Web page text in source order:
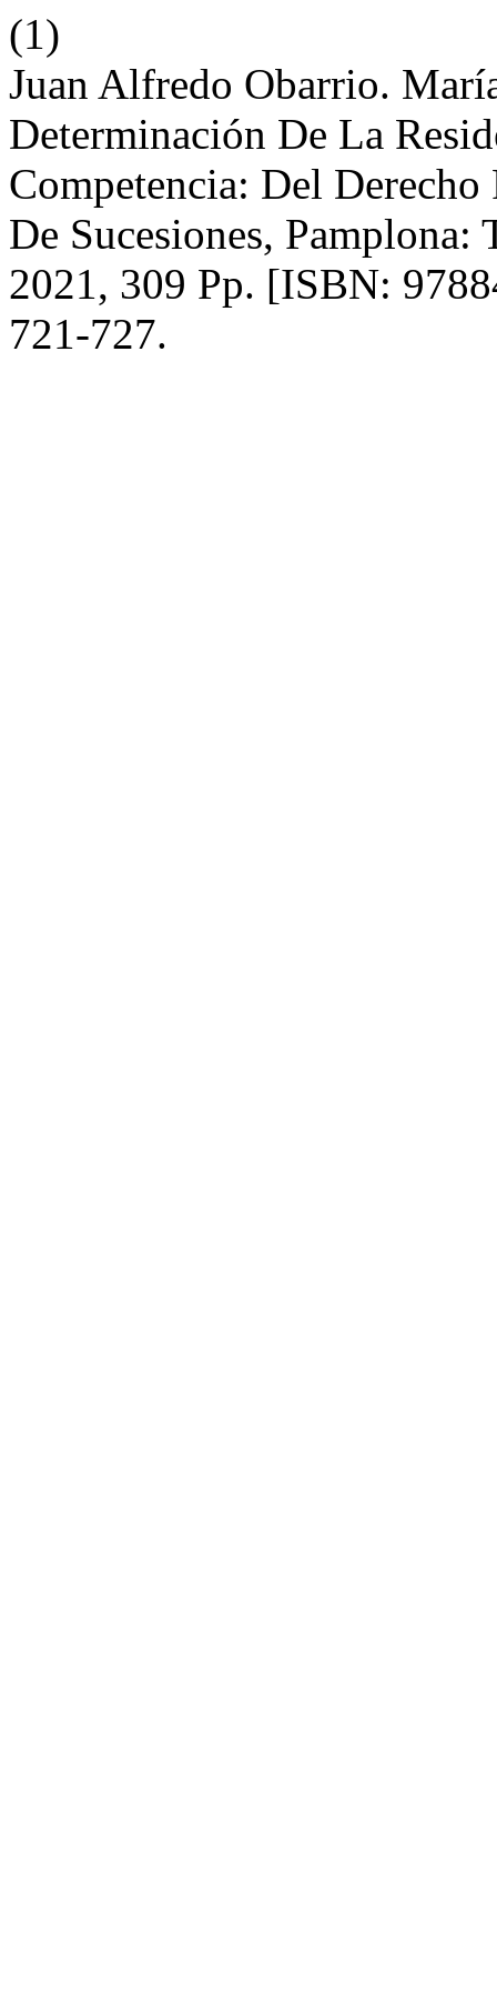
(1)
Juan Alfredo Obarrio.
Determinación De La
Competencia: Del
De Sucesiones, Pamplona:
2021, 309 Pp. [ISBN:
721-727.